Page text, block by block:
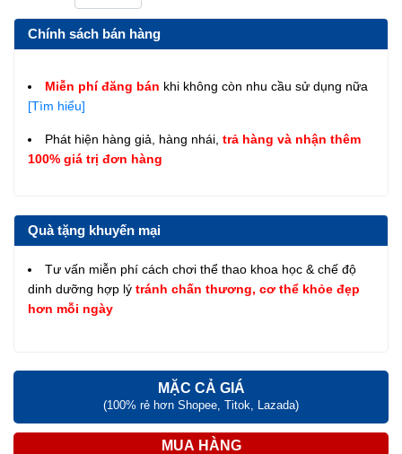
Chính sách bán hàng
Miễn phí đăng bán khi không còn nhu cầu sử dụng nữa
[Tìm hiểu]
Phát hiện hàng giả, hàng nhái, trả hàng và nhận thêm
100% giá trị đơn hàng
Quà tặng khuyến mại
Tư vấn miễn phí cách chơi thể thao khoa học & chế độ
dinh dưỡng hợp lý tránh chấn thương, cơ thể khỏe đẹp
hơn mỗi ngày
MẶC CẢ GIÁ
(100% rẻ hơn Shopee, Titok, Lazada)
MUA HÀNG